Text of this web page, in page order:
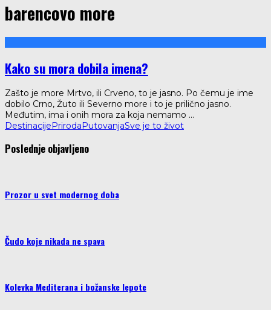
barencovo more
Kako su mora dobila imena?
Zašto je more Mrtvo, ili Crveno, to je jasno. Po čemu je ime
dobilo Crno, Žuto ili Severno more i to je prilično jasno.
Međutim, ima i onih mora za koja nemamo ...
DestinacijePrirodaPutovanjaSve je to život
Poslednje objavljeno
Prozor u svet modernog doba
Čudo koje nikada ne spava
Kolevka Mediterana i božanske lepote